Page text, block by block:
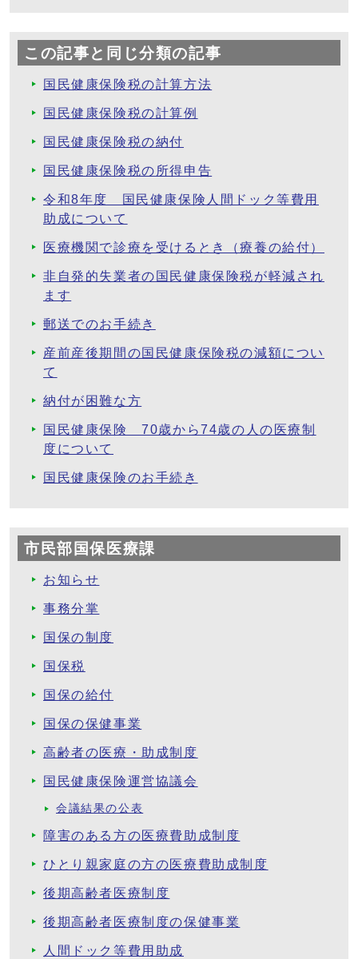
この記事と同じ分類の記事
国民健康保険税の計算方法
国民健康保険税の計算例
国民健康保険税の納付
国民健康保険税の所得申告
令和8年度 国民健康保険人間ドック等費用
助成について
医療機関で診療を受けるとき（療養の給付）
非自発的失業者の国民健康保険税が軽減され
ます
郵送でのお手続き
産前産後期間の国民健康保険税の減額につい
て
納付が困難な方
国民健康保険 70歳から74歳の人の医療制
度について
国民健康保険のお手続き
市民部国保医療課
お知らせ
事務分掌
国保の制度
国保税
国保の給付
国保の保健事業
高齢者の医療・助成制度
国民健康保険運営協議会
会議結果の公表
障害のある方の医療費助成制度
ひとり親家庭の方の医療費助成制度
後期高齢者医療制度
後期高齢者医療制度の保健事業
人間ドック等費用助成